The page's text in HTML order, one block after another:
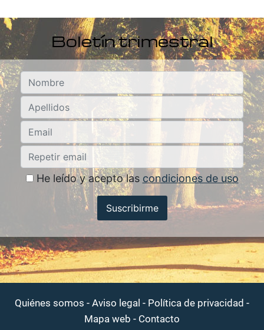
Boletín trimestral
He leído y acepto las condiciones de uso
Suscribirme
Quiénes somos - Aviso legal - Política de privacidad -
Mapa web - Contacto